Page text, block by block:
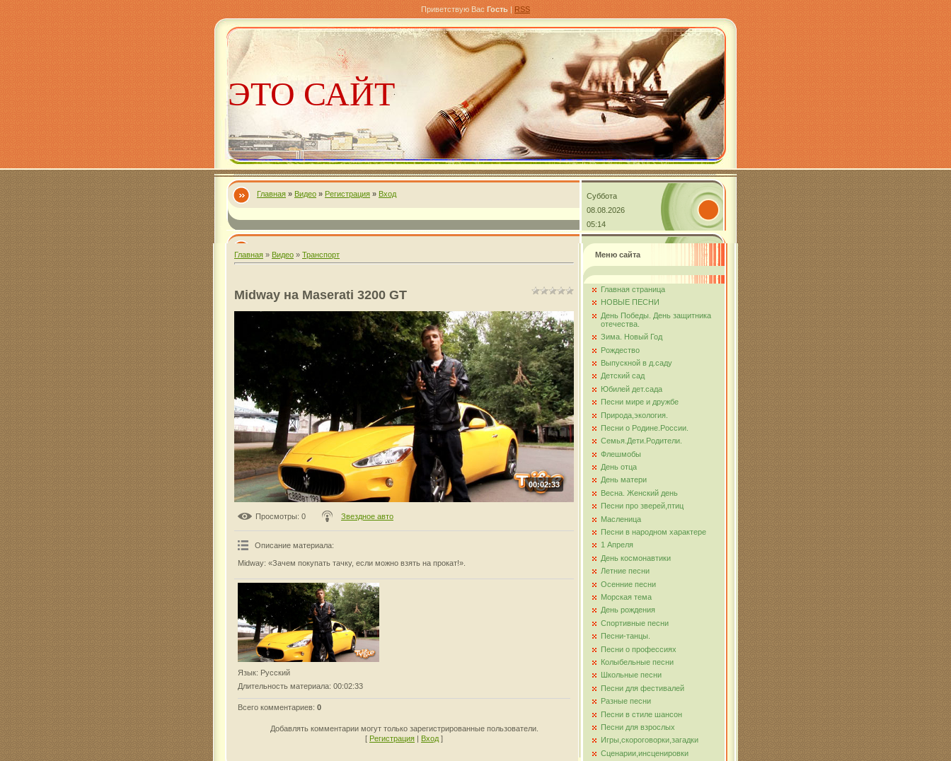
Приветствую Вас Гость | RSS
ЭТО САЙТ
Александра
Комарова
Главная » Видео » Регистрация » Вход
Суббота
08.08.2026
05:14
Главная » Видео » Транспорт
Midway на Maserati 3200 GT
00:02:33
Просмотры: 0 Звездное авто
Описание материала:
Midway: «Зачем покупать тачку, если можно взять на прокат!».
Язык: Русский
Длительность материала: 00:02:33
Всего комментариев: 0
Добавлять комментарии могут только зарегистрированные пользователи.
[ Регистрация | Вход ]
Меню сайта
Главная страница
НОВЫЕ ПЕСНИ
День Победы. День защитника
отечества.
Зима. Новый Год
Рождество
Выпускной в д.саду
Детский сад
Юбилей дет.сада
Песни мире и дружбе
Природа,экология.
Песни о Родине.России.
Семья.Дети.Родители.
Флешмобы
День отца
День матери
Весна. Женский день
Песни про зверей,птиц
Масленица
Песни в народном характере
1 Апреля
День космонавтики
Летние песни
Осенние песни
Морская тема
День рождения
Спортивные песни
Песни-танцы.
Песни о профессиях
Колыбельные песни
Школьные песни
Песни для фестивалей
Разные песни
Песни в стиле шансон
Песни для взрослых
Игры,скороговорки,загадки
Сценарии,инсценировки